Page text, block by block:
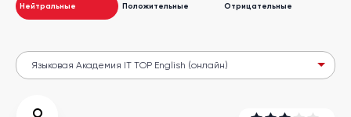
Выбрать
другой
язык
Нейтральные Положительные Отрицательные